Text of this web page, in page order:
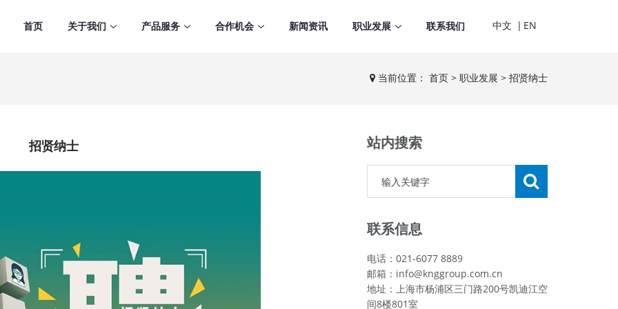
首页 关于我们 产品服务 合作机会 新闻资讯 职业发展 联系我们 中文 | EN
当前位置： 首页 > 职业发展 > 招贤纳士
招贤纳士 站内搜索
联系信息
电话：021-6077 8889
邮箱：info@knggroup.com.cn
地址：上海市杨浦区三门路200号凯迪江空
间8楼801室